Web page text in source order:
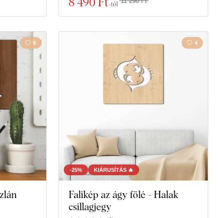
-tól
6
-25% KIÁRUSÍTÁS 🔥
4
Falikép az ágy fölé - Halak
csillagjegy